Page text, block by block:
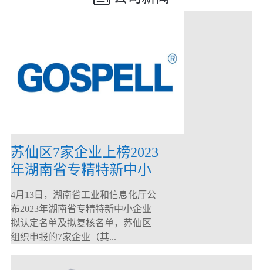
苏仙区7家企业上榜2023
年湖南省专精特新中小
企业
4月13日，湖南省工业和信息化厅公
布2023年湖南省专精特新中小企业
拟认定名单及拟复核名单，苏仙区
组织申报的7家企业（其...